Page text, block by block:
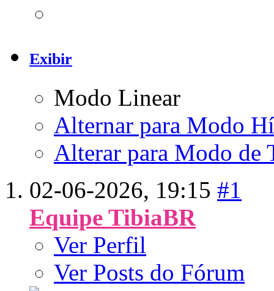
Exibir
Modo Linear
Alternar para Modo
Alterar para Modo de
02-06-2026, 19:15 #1
Equipe TibiaBR
Ver Perfil
Ver Posts do Fórum